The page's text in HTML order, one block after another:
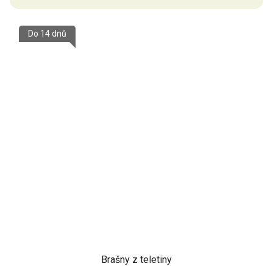
Brašny z teletiny
Do 14 dnů